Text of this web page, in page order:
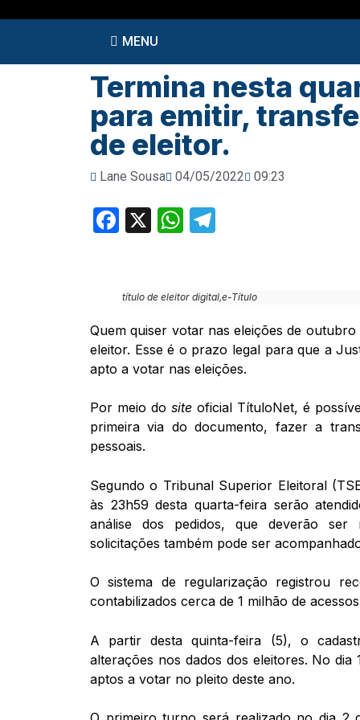
MENU
Termina nesta
para emitir,
de eleitor.
Lane Sousa 04/05/2022 09:23
Facebook
X WhatsApp
título de eleitor digital,e-Título
Quem quiser votar nas eleições de
eleitor. Esse é o prazo legal para que a
apto a votar nas eleições.
Por meio do siteoficial TítuloNet, é
primeira via do documento, fazer a
pessoais.
Segundo o Tribunal Superior Eleitoral
às 23h59 desta quarta-feira serão
análise dos pedidos, que deverão
solicitações também pode ser
O sistema de regularização registrou
contabilizados cerca de 1 milhão de
A partir desta quinta-feira (5), o
alterações nos dados dos eleitores. No
aptos a votar no pleito deste ano.